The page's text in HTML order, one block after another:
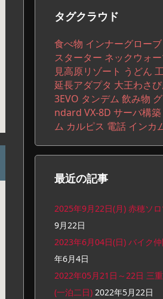
一
タグクラウド
食べ物 インナーグローブ
スターター ネックウォ
見高原リゾート うどん
延長アダプタ 大王わさ
3EVO タンデム 飲み物
ndard VX-8D サーバ構築
ム カルピス 電話 インカ
最近の記事
2025年9月22日(月) 赤穂ソ
9月22日
2023年6月04日(日) バイク
年6月4日
2022年05月21日～22日 三
(一泊二日) 2022年5月22日